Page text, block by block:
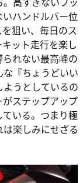
ハンドルバー位
狙い、毎日のス
ット走行を楽し
れない最高峰の
『ちょうどいい
うとしているの
ステップアップ
いる。つまり極
楽しみにせざる